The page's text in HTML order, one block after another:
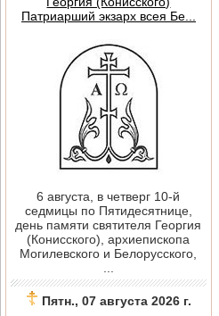
Патриарший экзарх всея Бе...
6 августа, в четверг 10-й
седмицы по Пятидесятнице,
день памяти святителя Георгия
(Конисского), архиепископа
Могилевского и Белорусского,
Пятн., 07 августа 2026 г.